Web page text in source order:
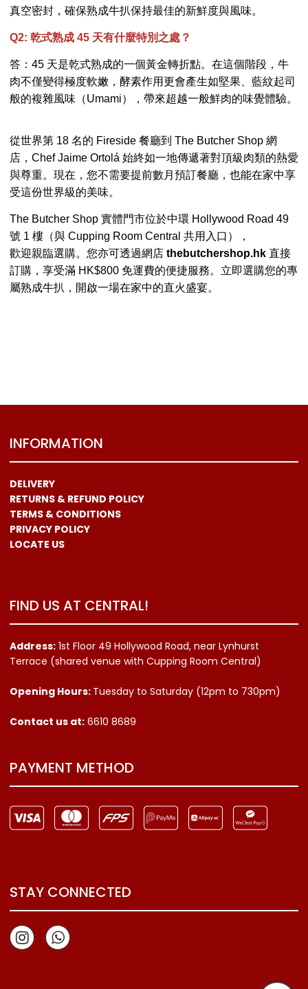
真空密封，確保熟成牛扒保持最佳的新鮮度與風味。
Q2: 乾式熟成 45 天有什麼特別之處？
答：45 天是乾式熟成的一個黃金轉折點。在這個階段，牛
肉不僅變得極度軟嫩，酵素作用更會產生如堅果、藍紋起司
般的複雜風味（Umami），帶來超越一般鮮肉的味覺體驗。
從世界第 18 名的 Fireside 餐廳到 The Butcher Shop 網
店，Chef Jaime Ortolá 始終如一地傳遞著對頂級肉類的熱愛
與尊重。現在，您不需要提前數月預訂餐廳，也能在家中享
受這份世界級的美味。
The Butcher Shop 實體門市位於中環 Hollywood Road 49
號 1 樓（與 Cupping Room Central 共用入口），
歡迎親臨選購。您亦可透過網店 thebutchershop.hk 直接
訂購，享受滿 HK$800 免運費的便捷服務。立即選購您的專
屬熟成牛扒，開啟一場在家中的直火盛宴。
INFORMATION
DELIVERY
RETURNS & REFUND POLICY
TERMS & CONDITIONS
PRIVACY POLICY
LOCATE US
FIND US AT CENTRAL!
Address: 1st Floor 49 Hollywood Road, near Lynhurst
Terrace (shared venue with Cupping Room Central)
Opening Hours: Tuesday to Saturday (12pm to 730pm)
Contact us at: 6610 8689
PAYMENT METHOD
STAY CONNECTED